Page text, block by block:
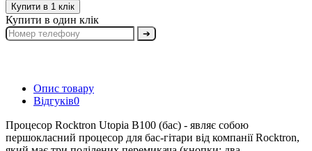
Купити в 1 клік
Купити в один клік
➔
Опис товару
Відгуків0
Процесор Rocktron Utopia B100 (бас) - являє собою
першокласний процесор для бас-гітари від компанії Rocktron,